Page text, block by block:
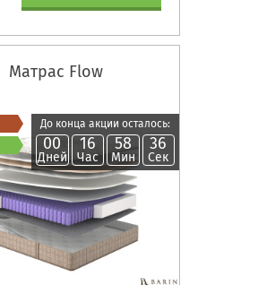
Матрас Flow
До конца акции осталось:
00
Дней
16
Час
58
Мин
35
Сек